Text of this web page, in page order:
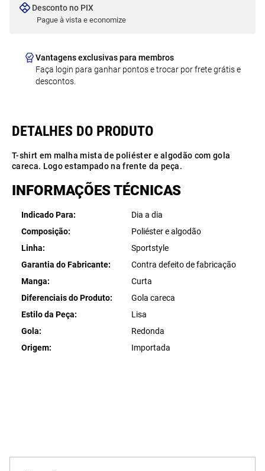
Desconto no PIX
Pague à vista e economize
Vantagens exclusivas para membros
Faça login para ganhar pontos e trocar por frete grátis e
descontos.
T-shirt em malha mista de poliéster e algodão com gola
careca. Logo estampado na frente da peça.
INFORMAÇÕES TÉCNICAS
Indicado Para
Dia a dia
Composição
Poliéster e algodão
Linha
Sportstyle
Garantia do Fabricante
Contra defeito de fabricação
Manga
Curta
Diferenciais do Produto
Gola careca
Estilo da Peça
Lisa
Gola
Redonda
Origem
Importada